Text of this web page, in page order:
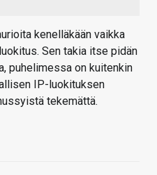
kenelläkään vaikka
Sen takia itse pidän
puhelimessa on kuitenkin
IP-luokituksen
tekemättä.